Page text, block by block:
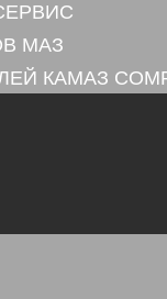
МАЗ
КАМАЗ